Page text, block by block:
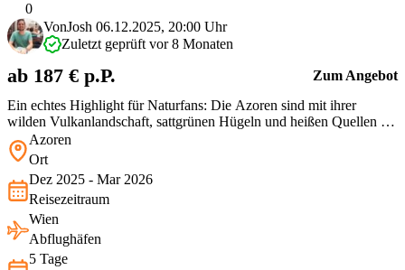
0
Ein echtes Highlight für Naturfans: Die Azoren sind mit ihrer
wilden Vulkanlandschaft, sattgrünen Hügeln und heißen Quellen ein
echter Geheimtipp mitten im Atlantik. Nicht oft gibt's Flüge dorthin
so günstig – gerade für eine 5-tägige Auszeit ein starkes Preis-
VonJosh 06.12.2025, 20:00 Uhr
Zuletzt geprüft vor 8 Monaten
ab 187 € p.P. Zum Angebot
Azoren
Ort
Dez 2025 - Mar 2026
Reisezeitraum
Wien
Abflughäfen
5 Tage